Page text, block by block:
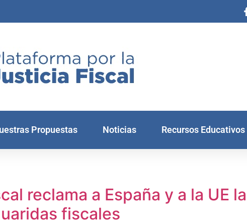
Propuestas Noticias Recursos Educativos
reclama a España y a la UE la
fiscales